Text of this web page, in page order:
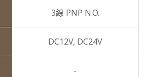
3線 PNP N.O.
DC12V, DC24V
-